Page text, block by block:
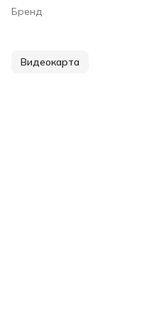
Бренд
Видеокарта